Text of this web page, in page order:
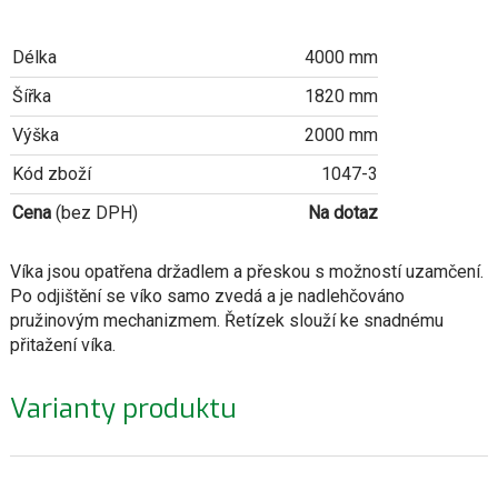
Délka
4000 mm
Šířka
1820 mm
Výška
2000 mm
Kód zboží
1047-3
Cena (bez DPH) Na dotaz
Víka jsou opatřena držadlem a přeskou s možností uzamčení.
Po odjištění se víko samo zvedá a je nadlehčováno
pružinovým mechanizmem. Řetízek slouží ke snadnému
přitažení víka.
Varianty produktu